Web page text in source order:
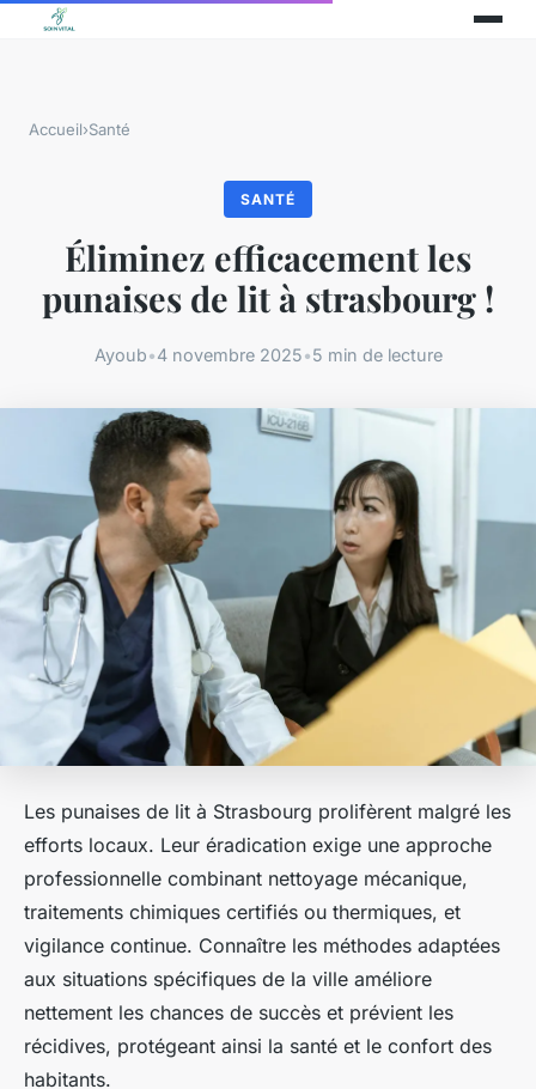
Accueil›Santé
SANTÉ
Éliminez efficacement les
punaises de lit à strasbourg !
Ayoub•4 novembre 2025•5 min de lecture
Les punaises de lit à Strasbourg prolifèrent malgré les
efforts locaux. Leur éradication exige une approche
professionnelle combinant nettoyage mécanique,
traitements chimiques certifiés ou thermiques, et
vigilance continue. Connaître les méthodes adaptées
aux situations spécifiques de la ville améliore
nettement les chances de succès et prévient les
récidives, protégeant ainsi la santé et le confort des
habitants.